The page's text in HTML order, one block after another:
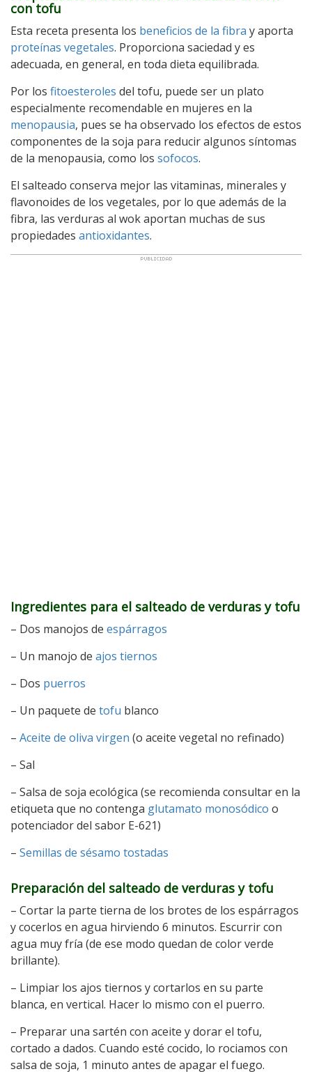
con tofu
Esta receta presenta los beneficios de la fibra y aporta
proteínas vegetales. Proporciona saciedad y es
adecuada, en general, en toda dieta equilibrada.
Por los fitoesteroles del tofu, puede ser un plato
especialmente recomendable en mujeres en la
menopausia, pues se ha observado los efectos de estos
componentes de la soja para reducir algunos síntomas
de la menopausia, como los sofocos.
El salteado conserva mejor las vitaminas, minerales y
flavonoides de los vegetales, por lo que además de la
fibra, las verduras al wok aportan muchas de sus
propiedades antioxidantes.
Ingredientes para el salteado de verduras y tofu
– Dos manojos de espárragos
– Un manojo de ajos tiernos
– Dos puerros
– Un paquete de tofu blanco
– Aceite de oliva virgen (o aceite vegetal no refinado)
– Sal
– Salsa de soja ecológica (se recomienda consultar en la
etiqueta que no contenga glutamato monosódico o
potenciador del sabor E-621)
– Semillas de sésamo tostadas
Preparación del salteado de verduras y tofu
– Cortar la parte tierna de los brotes de los espárragos
y cocerlos en agua hirviendo 6 minutos. Escurrir con
agua muy fría (de ese modo quedan de color verde
brillante).
– Limpiar los ajos tiernos y cortarlos en su parte
blanca, en vertical. Hacer lo mismo con el puerro.
– Preparar una sartén con aceite y dorar el tofu,
cortado a dados. Cuando esté cocido, lo rociamos con
salsa de soja, 1 minuto antes de apagar el fuego.